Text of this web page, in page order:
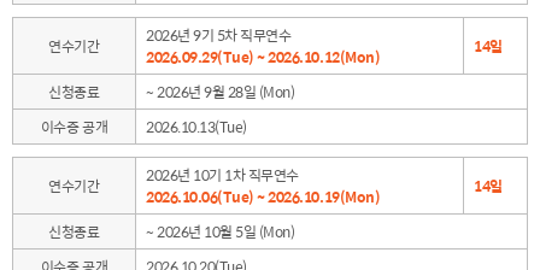
연수기간
2026년 9기 5차 직무연수
2026.09.29(Tue) ~ 2026.10.12(Mon)
14일
신청종료
~ 2026년 9월 28일 (Mon)
이수증 공개
2026.10.13(Tue)
연수기간
2026년 10기 1차 직무연수
2026.10.06(Tue) ~ 2026.10.19(Mon)
14일
신청종료
~ 2026년 10월 5일 (Mon)